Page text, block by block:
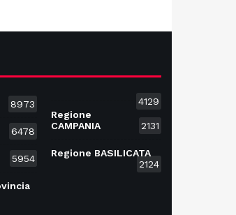
8973
6478
5954
4129
Regione
CAMPANIA
2131
Regione BASILICATA
2124